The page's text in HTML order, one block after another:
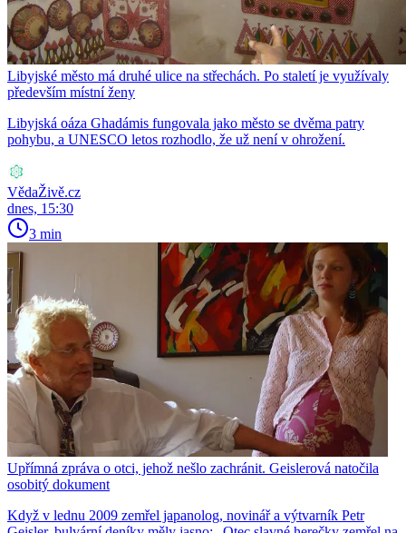
Libyjské město má druhé ulice na střechách. Po staletí je využívaly
především místní ženy
Libyjská oáza Ghadámis fungovala jako město se dvěma patry
pohybu, a UNESCO letos rozhodlo, že už není v ohrožení.
VědaŽivě.cz
dnes, 15:30
3 min
Upřímná zpráva o otci, jehož nešlo zachránit. Geislerová natočila
osobitý dokument
Když v lednu 2009 zemřel japanolog, novinář a výtvarník Petr